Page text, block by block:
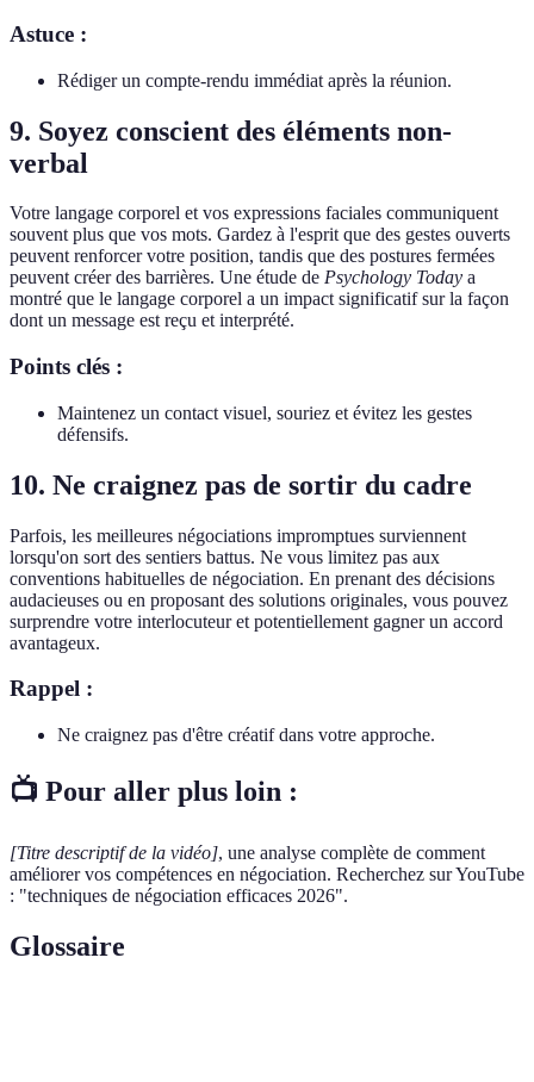
Astuce :
Rédiger un compte-rendu immédiat après la réunion.
9. Soyez conscient des éléments non-
verbal
Votre langage corporel et vos expressions faciales communiquent
souvent plus que vos mots. Gardez à l'esprit que des gestes ouverts
peuvent renforcer votre position, tandis que des postures fermées
peuvent créer des barrières. Une étude de Psychology Today a
montré que le langage corporel a un impact significatif sur la façon
dont un message est reçu et interprété.
Points clés :
Maintenez un contact visuel, souriez et évitez les gestes
défensifs.
10. Ne craignez pas de sortir du cadre
Parfois, les meilleures négociations impromptues surviennent
lorsqu'on sort des sentiers battus. Ne vous limitez pas aux
conventions habituelles de négociation. En prenant des décisions
audacieuses ou en proposant des solutions originales, vous pouvez
surprendre votre interlocuteur et potentiellement gagner un accord
avantageux.
Rappel :
Ne craignez pas d'être créatif dans votre approche.
📺 Pour aller plus loin :
[Titre descriptif de la vidéo], une analyse complète de comment
améliorer vos compétences en négociation. Recherchez sur YouTube
: "techniques de négociation efficaces 2026".
Glossaire